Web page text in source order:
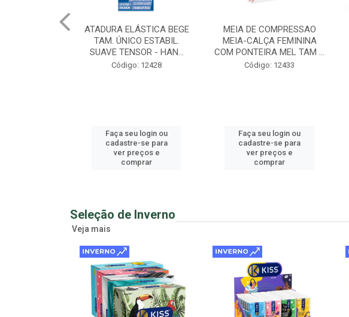
MEIA DE COMPRESSAO
MEIA-CALÇA FEMININA
COM PONTEIRA MEL TAM ...
Código: 12433
Faça seu login ou
cadastre-se para
ver preços e
comprar
GUMMY CREATINA SABOR
MORANGO GOMAS 90UN
ZERO ACUCAR CABELO, ...
Creatina Gummy em gomas
Faça seu login ou
cadastre-se para
ver preços e
comprar
Seleção de Inverno
Veja mais